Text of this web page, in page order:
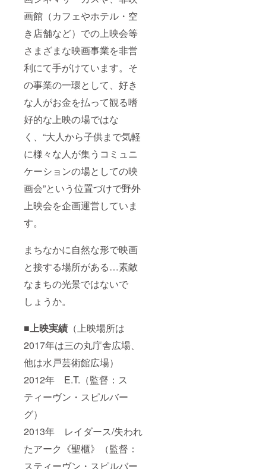
画館（カフェやホテル・空
き店舗など）での上映会等
さまざまな映画事業を非営
利にて手がけています。そ
の事業の一環として、好き
な人がお金を払って観る嗜
好的な上映の場ではな
く、“大人から子供まで気軽
に様々な人が集うコミュニ
ケーションの場としての映
画会”という位置づけで野外
上映会を企画運営していま
す。
まちなかに自然な形で映画
と接する場所がある…素敵
なまちの光景ではないで
しょうか。
■上映実績 （上映場所は
2017年は三の丸庁舎広場、
他は水戸芸術館広場）
2012年 E.T.（監督：ス
ティーヴン・スピルバー
グ）
2013年 レイダース/失われ
たアーク《聖櫃》（監督：
スティーヴン・スピルバー